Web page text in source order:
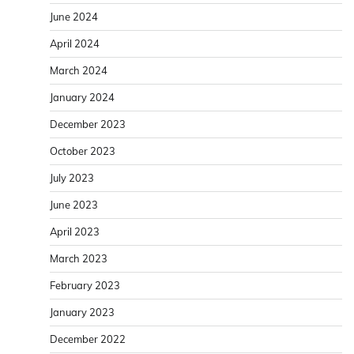
June 2024
April 2024
March 2024
January 2024
December 2023
October 2023
July 2023
June 2023
April 2023
March 2023
February 2023
January 2023
December 2022